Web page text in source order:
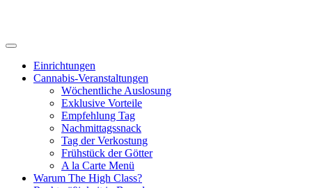
Einrichtungen
Cannabis-Veranstaltungen
Wöchentliche Auslosung
Exklusive Vorteile
Empfehlung Tag
Nachmittagssnack
Tag der Verkostung
Frühstück der Götter
A la Carte Menü
Warum The High Class?